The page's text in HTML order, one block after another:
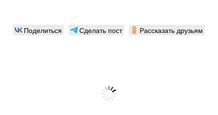
Поделиться Сделать пост Рассказать друзьям